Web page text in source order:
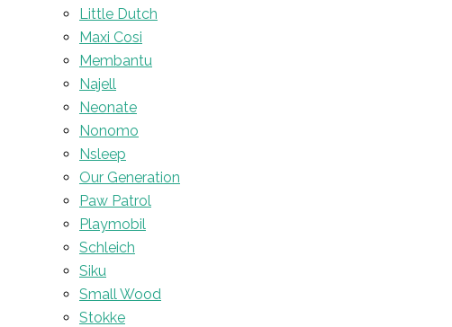
Little Dutch
Maxi Cosi
Membantu
Najell
Neonate
Nonomo
Nsleep
Our Generation
Paw Patrol
Playmobil
Schleich
Siku
Small Wood
Stokke